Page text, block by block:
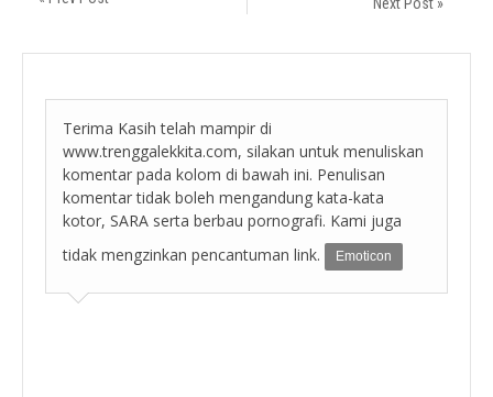
Terima Kasih telah mampir di
www.trenggalekkita.com, silakan untuk menuliskan
komentar pada kolom di bawah ini. Penulisan
komentar tidak boleh mengandung kata-kata
kotor, SARA serta berbau pornografi. Kami juga
tidak mengzinkan pencantuman link.
Emoticon